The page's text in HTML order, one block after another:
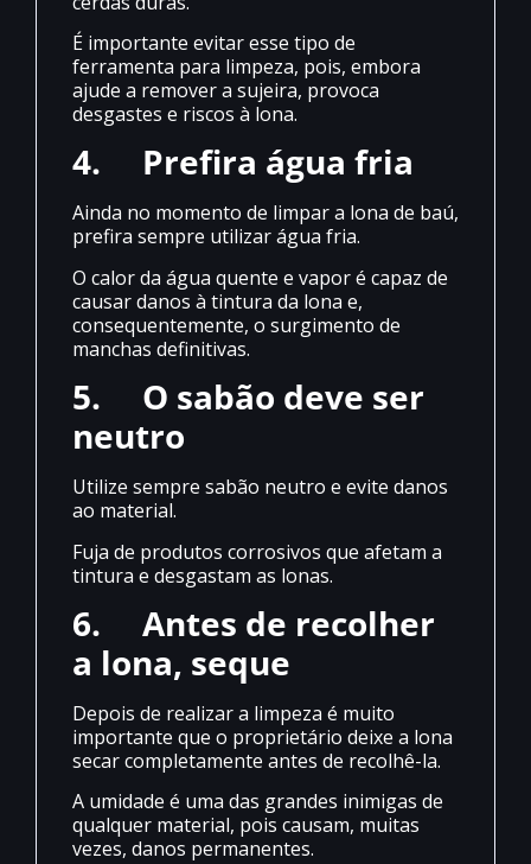
É importante evitar esse tipo de
ferramenta para limpeza, pois, embora
ajude a remover a sujeira, provoca
desgastes e riscos à lona.
4. Prefira água fria
Ainda no momento de limpar a lona de baú,
prefira sempre utilizar água fria.
O calor da água quente e vapor é capaz de
causar danos à tintura da lona e,
consequentemente, o surgimento de
manchas definitivas.
5. O sabão deve ser
neutro
Utilize sempre sabão neutro e evite danos
ao material.
Fuja de produtos corrosivos que afetam a
tintura e desgastam as lonas.
6. Antes de recolher
a lona, seque
Depois de realizar a limpeza é muito
importante que o proprietário deixe a lona
secar completamente antes de recolhê-la.
A umidade é uma das grandes inimigas de
qualquer material, pois causam, muitas
vezes, danos permanentes.